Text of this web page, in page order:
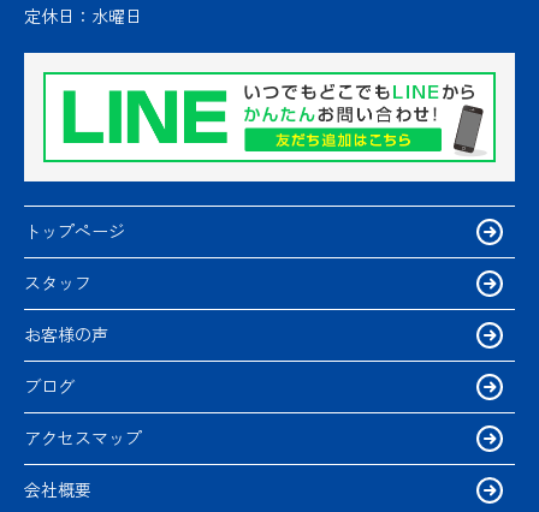
定休日： 水曜日
トップページ
スタッフ
お客様の声
ブログ
アクセスマップ
会社概要